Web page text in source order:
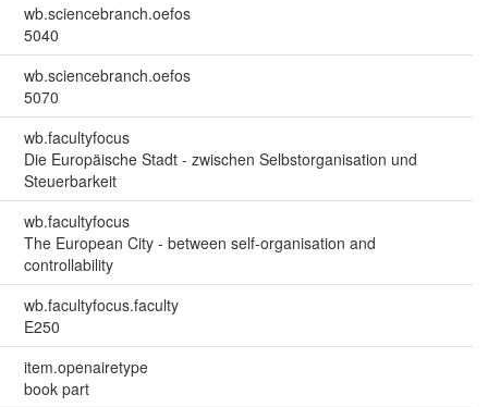
wb.sciencebranch.oefos
5040
wb.sciencebranch.oefos
5070
wb.facultyfocus
Die Europäische Stadt - zwischen Selbstorganisation und
Steuerbarkeit
wb.facultyfocus
The European City - between self-organisation and
controllability
wb.facultyfocus.faculty
E250
item.openairetype
book part